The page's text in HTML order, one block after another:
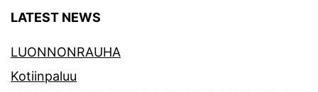
LATEST NEWS
LUONNONRAUHA
Kotiinpaluu